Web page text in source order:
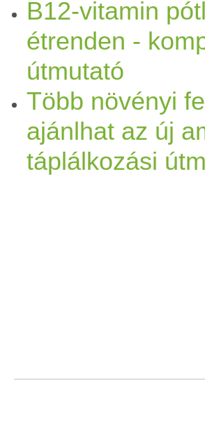
B12-vitamin
étrenden -
útmutató
Több növényi
ajánlhat az új
táplálkozási